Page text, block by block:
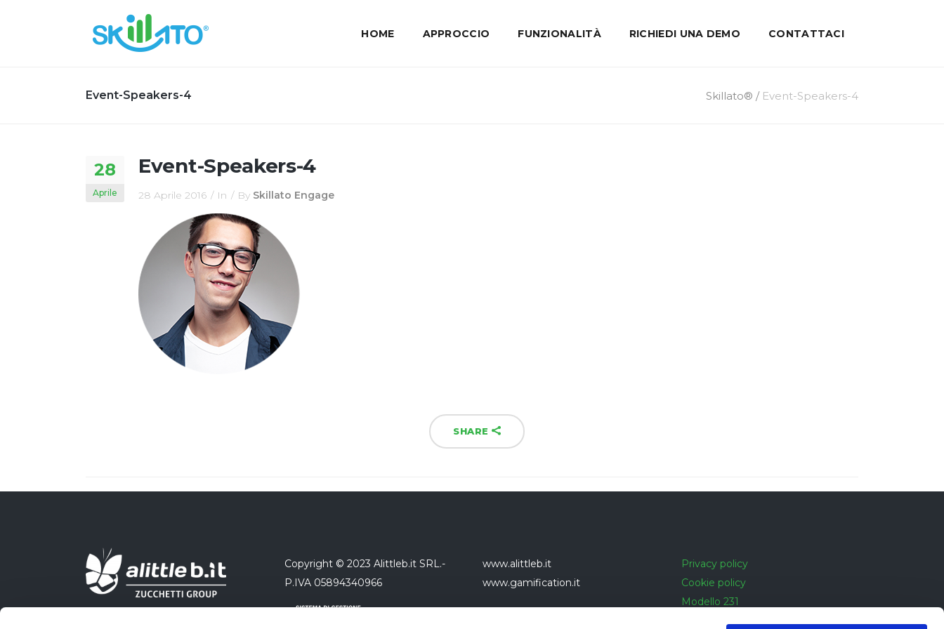
HOME APPROCCIO FUNZIONALITÀ RICHIEDI UNA DEMO CONTATTACI
Event-Speakers-4 Skillato® / Event-Speakers-4
28
Aprile
Event-Speakers-4
28 Aprile 2016 In By Skillato Engage
SHARE
Copyright © 2023 Alittleb.it SRL.-
P.IVA 05894340966
www.alittleb.it
www.gamification.it
Privacy policy
Cookie policy
Modello 231